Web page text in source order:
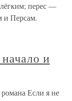
перес —
и Персам.
и
Если я не